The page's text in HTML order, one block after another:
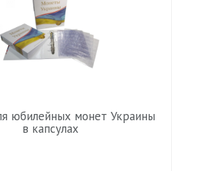
юбилейных монет Украины
в капсулах